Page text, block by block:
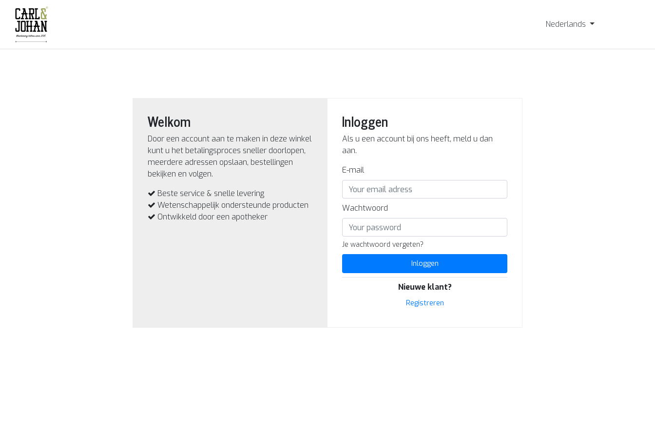
Nederlands
Welkom
Door een account aan te maken in deze winkel
kunt u het betalingsproces sneller doorlopen,
meerdere adressen opslaan, bestellingen
bekijken en volgen.
Beste service & snelle levering
Wetenschappelijk ondersteunde producten
Ontwikkeld door een apotheker
Inloggen
Als u een account bij ons heeft, meld u dan
aan.
E-mail
Wachtwoord
Je wachtwoord vergeten?
Inloggen
Nieuwe klant?
Registreren